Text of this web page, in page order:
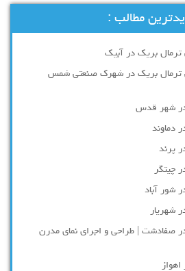
مطالب :
ترمال بریک در آبیک
ترمال بریک در شهرک صنعتی شمس
در شهر قدس
دماوند
پرند
چیتگر
شور آباد
شهريار
در صفادشت | طراحی و اجرای نمای مدرن